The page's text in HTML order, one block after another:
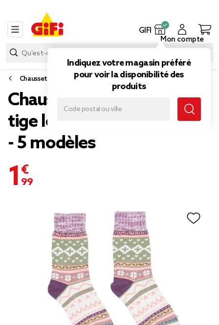
GIFI
Indiquez votre magasin préféré
pour voir la disponibilité des
produits
Mon compte
Chaussettes et sous-vêtements
Chaussettes femme hiver
tige longue motif jacquard
- 5 modèles
1,99 €